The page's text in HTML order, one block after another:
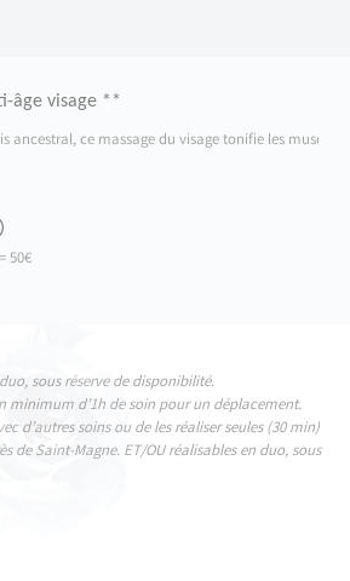
âge visage **
ancestral, ce massage du visage tonifie les
50€
sous réserve de disponibilité.
minimum d’1h de soin pour un déplacement.
d’autres soins ou de les réaliser seules (30 min)
de Saint-Magne. ET/OU réalisables en duo, sous